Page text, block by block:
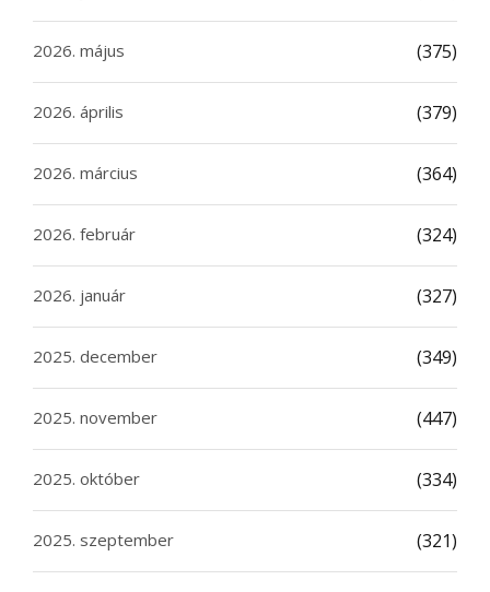
2026. május (375)
2026. április (379)
2026. március (364)
2026. február (324)
2026. január (327)
2025. december (349)
2025. november (447)
2025. október (334)
2025. szeptember (321)